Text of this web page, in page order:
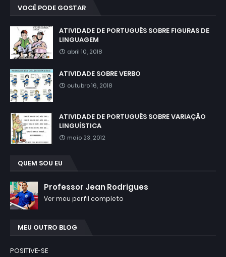
VOCÊ PODE GOSTAR
ATIVIDADE DE PORTUGUÊS SOBRE FIGURAS DE
LINGUAGEM
abril 10, 2018
ATIVIDADE SOBRE VERBO
outubro 16, 2018
ATIVIDADE DE PORTUGUÊS SOBRE VARIAÇÃO
LINGUÍSTICA
maio 23, 2012
QUEM SOU EU
Professor Jean Rodrigues
Ver meu perfil completo
MEU OUTRO BLOG
POSITIVE-SE